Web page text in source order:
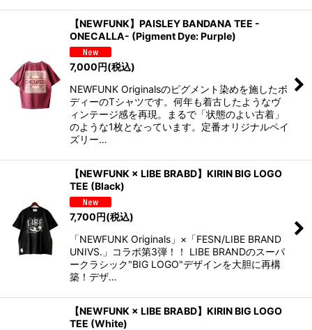
【NEWFUNK】PAISLEY BANDANA TEE -
ONECALLA- (Pigment Dye: Purple)
7,000円(税込)
NEWFUNK Originalsのピグメント染めを施したボ
ディーのTシャツです。何年も着古したようなヴ
ィンテージ感を再現。まるで「状態のよい古着」
のような1枚となっています。定番オリジナルペイ
ズリー…
【NEWFUNK × LIBE BRABD】KIRIN BIG LOGO
TEE (Black)
7,700円(税込)
「NEWFUNK Originals」×「FESN/LIBE BRAND
UNIVS.」コラボ第3弾！！ LIBE BRANDのスーパ
ークラシック"BIG LOGO"デザインを大胆に再構
築！デザ…
【NEWFUNK × LIBE BRABD】KIRIN BIG LOGO
TEE (White)